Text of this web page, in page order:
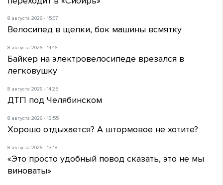
8 августа 2026 - 15:07
Велосипед в щепки, бок машины всмятку
8 августа 2026 - 14:46
Байкер на электровелосипеде врезался в
легковушку
8 августа 2026 - 14:25
ДТП под Челябинском
8 августа 2026 - 13:55
Хорошо отдыхается? А штормовое не хотите?
8 августа 2026 - 13:18
«Это просто удобный повод сказать, это не мы
виноваты»